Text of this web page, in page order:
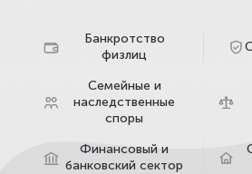
Банкротство
физлиц
Семейные и
наследственные
споры
Финансовый и
банковский сектор